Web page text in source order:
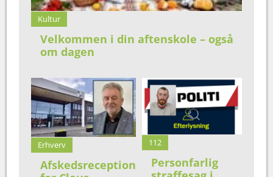
Kultur
Velkommen i din aftenskole – også
om dagen
Erhverv
Afskedsreception
112
Personfarlig